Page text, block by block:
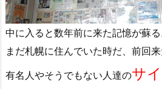
中に入ると数年前に来た記憶が蘇る
まだ札幌に住んでいた時だ、前回来
有名人やそうでもない人達のサ